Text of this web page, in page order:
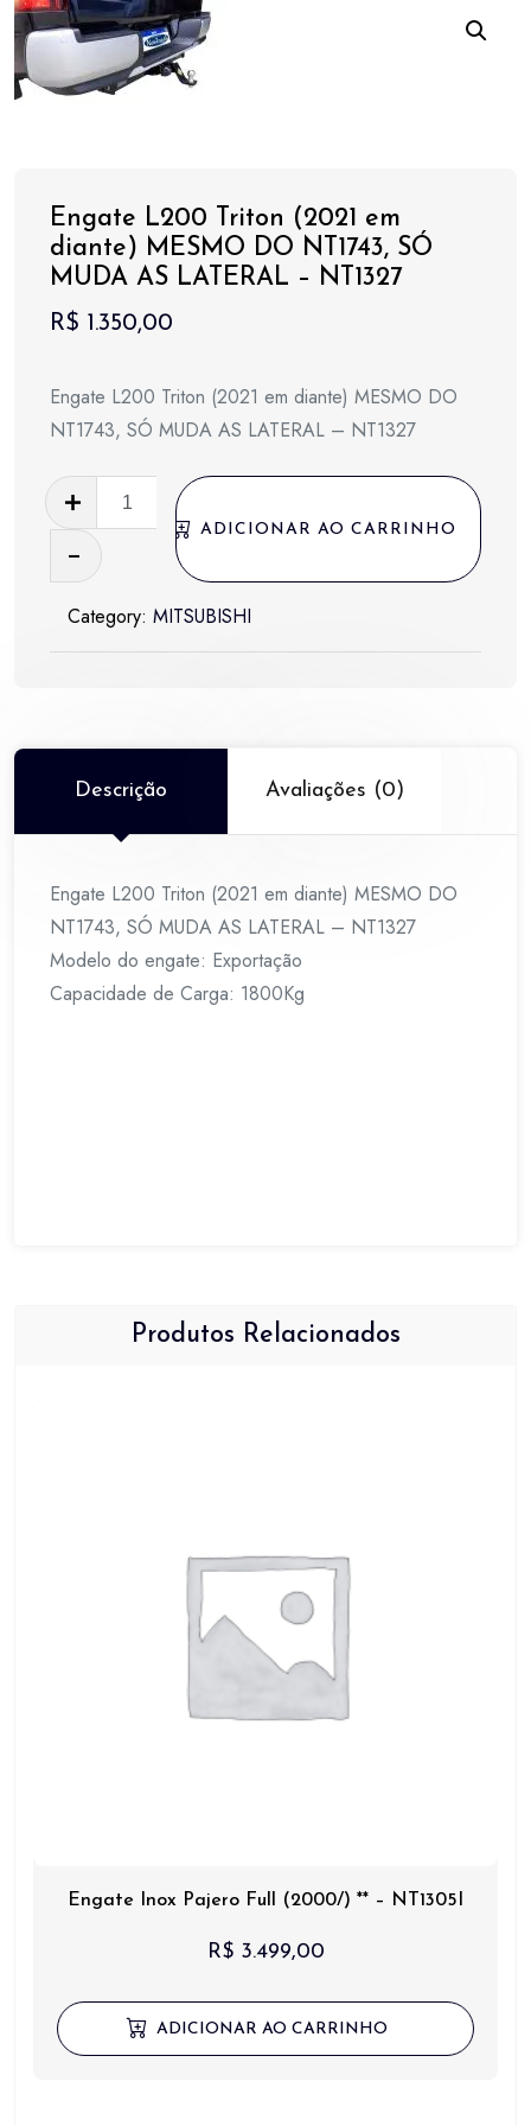
Engate L200 Triton (2021 em
diante) MESMO DO NT1743, SÓ
MUDA AS LATERAL – NT1327
R$ 1.350,00
Engate L200 Triton (2021 em diante) MESMO DO
NT1743, SÓ MUDA AS LATERAL – NT1327
Engate
L200
Triton
em
diante)
NT1743,
SÓ
LATERAL
-
NT1327
quantidade
ADICIONAR AO CARRINHO
Category: MITSUBISHI
Descrição Avaliações (0)
Engate L200 Triton (2021 em diante) MESMO DO
NT1743, SÓ MUDA AS LATERAL – NT1327
Modelo do engate: Exportação
Capacidade de Carga: 1800Kg
Produtos Relacionados
Engate Inox Pajero Full (2000/) ** – NT1305I
R$3.499,00
ADICIONAR AO CARRINHO